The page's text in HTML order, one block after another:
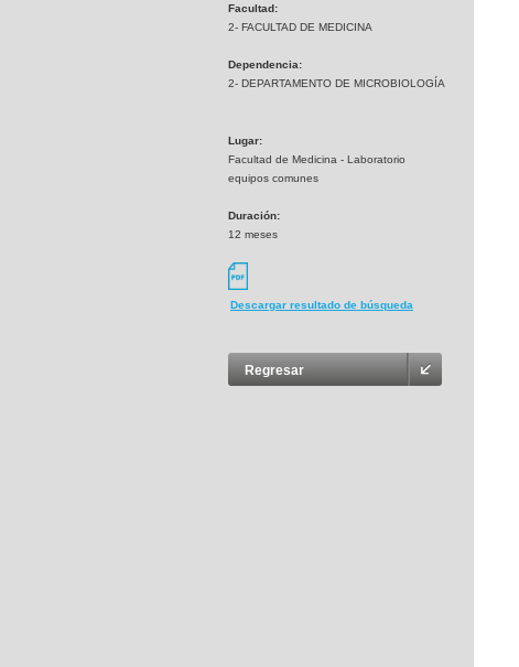
Facultad:
2- FACULTAD DE MEDICINA
Dependencia:
2- DEPARTAMENTO DE MICROBIOLOGÍA
Lugar:
Facultad de Medicina - Laboratorio
equipos comunes
Duración:
12 meses
Descargar resultado de búsqueda
Regresar